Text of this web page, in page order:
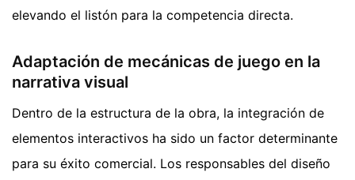
elevando el listón para la competencia directa.
Adaptación de mecánicas de juego en la
narrativa visual
Dentro de la estructura de la obra, la integración de
elementos interactivos ha sido un factor determinante
para su éxito comercial. Los responsables del diseño